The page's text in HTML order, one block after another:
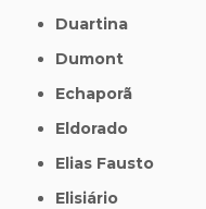
Duartina
Dumont
Echaporã
Eldorado
Elias Fausto
Elisiário